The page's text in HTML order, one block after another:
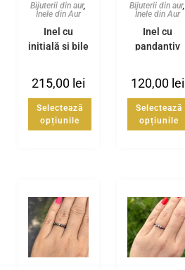
Bijuterii din aur,
Inele din Aur
Inel cu
inițială și bile
215,00 lei
Selectează
opțiunile
Bijuterii din aur,
Inele din Aur
Inel cu
pandantiv
alegere
120,00 lei
Selectează
opțiunile